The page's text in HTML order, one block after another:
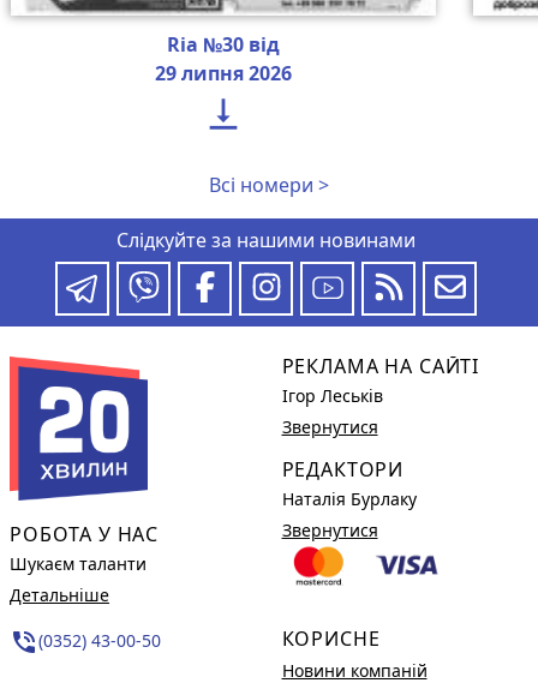
Ria №30 від
29 липня 2026

Всі номери >
Слідкуйте за нашими новинами
РОБОТА У НАС
Шукаєм таланти
Детальніше
phone_in_talk(0352) 43-00-50
РЕКЛАМА НА САЙТІ
Ігор Леськів
Звернутися
РЕДАКТОРИ
Наталія Бурлаку
Звернутися
КОРИСНЕ
Новини компаній